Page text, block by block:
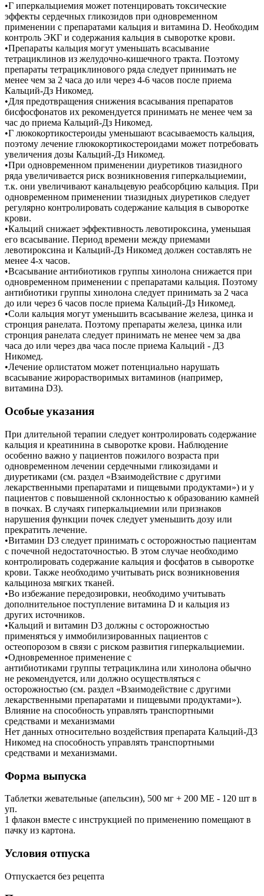
•Г иперкальциемия может потенцировать токсические
эффекты сердечных гликозидов при одновременном
применении с препаратами кальция и витамина D. Необходим
контроль ЭКГ и содержания кальция в сыворотке крови.
•Препараты кальция могут уменьшать всасывание
тетрациклинов из желудочно-кишечного тракта. Поэтому
препараты тетрациклинового ряда следует принимать не
менее чем за 2 часа до или через 4-6 часов после приема
Кальций-Дз Никомед.
•Для предотвращения снижения всасывания препаратов
бисфосфонатов их рекомендуется принимать не менее чем за
час до приема Кальций-Дз Никомед.
•Г люкокортикостероиды уменьшают всасываемость кальция,
поэтому лечение глюкокортикостероидами может потребовать
увеличения дозы Кальций-Дз Никомед.
•При одновременном применении диуретиков тиазидного
ряда увеличивается риск возникновения гиперкальциемии,
т.к. они увеличивают канальцевую реабсорбцию кальция. При
одновременном применении тиазидных диуретиков следует
регулярно контролировать содержание кальция в сыворотке
крови.
•Кальций снижает эффективность левотироксина, уменьшая
его всасывание. Период времени между приемами
левотироксина и Кальций-Дз Никомед должен составлять не
менее 4-х часов.
•Всасывание антибиотиков группы хинолона снижается при
одновременном применении с препаратами кальция. Поэтому
антибиотики группы хинолона следует принимать за 2 часа
до или через 6 часов после приема Кальций-Дз Никомед.
•Соли кальция могут уменьшить всасывание железа, цинка и
стронция ранелата. Поэтому препараты железа, цинка или
стронция ранелата следует принимать не менее чем за два
часа до или через два часа после приема Кальций - Д3
Никомед.
•Лечение орлистатом может потенциально нарушать
всасывание жирорастворимых витаминов (например,
витамина D3).
Особые указания
При длительной терапии следует контролировать содержание
кальция и креатинина в сыворотке крови. Наблюдение
особенно важно у пациентов пожилого возраста при
одновременном лечении сердечными гликозидами и
диуретиками (см. раздел «Взаимодействие с другими
лекарственными препаратами и пищевыми продуктами») и у
пациентов с повышенной склонностью к образованию камней
в почках. В случаях гиперкальциемии или признаков
нарушения функции почек следует уменьшить дозу или
прекратить лечение.
•Витамин D3 следует принимать с осторожностью пациентам
с почечной недостаточностью. В этом случае необходимо
контролировать содержание кальция и фосфатов в сыворотке
крови. Также необходимо учитывать риск возникновения
кальциноза мягких тканей.
•Во избежание передозировки, необходимо учитывать
дополнительное поступление витамина D и кальция из
других источников.
•Кальций и витамин D3 должны с осторожностью
применяться у иммобилизированных пациентов с
остеопорозом в связи с риском развития гиперкальциемии.
•Одновременное применение с
антибиотиками группы тетрациклина или хинолона обычно
не рекомендуется, или должно осуществляться с
осторожностью (см. раздел «Взаимодействие с другими
лекарственными препаратами и пищевыми продуктами»).
Влияние на способность управлять транспортными
средствами и механизмами
Нет данных относительно воздействия препарата Кальций-Д3
Никомед на способность управлять транспортными
средствами и механизмами.
Форма выпуска
Таблетки жевательные (апельсин), 500 мг + 200 ME - 120 шт в
уп.
1 флакон вместе с инструкцией по применению помещают в
пачку из картона.
Условия отпуска
Отпускается без рецепта